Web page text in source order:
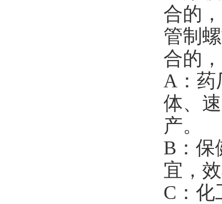
合的
管制
合的
A：药
体、
产。
B：保
宜，
C：化